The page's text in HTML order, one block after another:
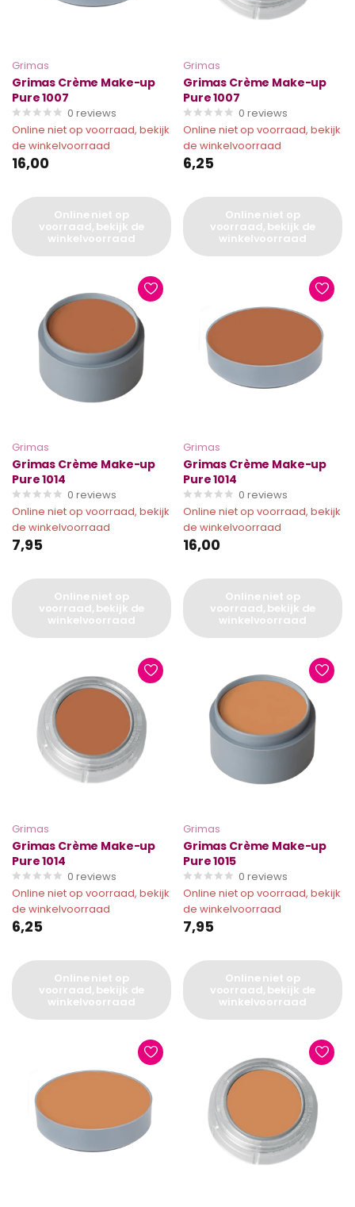
Grimas
Grimas Crème Make-up
Pure 1007
0 reviews
Online niet op voorraad, bekijk
de winkelvoorraad
16,00
Online niet op
voorraad, bekijk de
winkelvoorraad
Grimas
Grimas Crème Make-up
Pure 1007
0 reviews
Online niet op voorraad, bekijk
de winkelvoorraad
6,25
Online niet op
voorraad, bekijk de
winkelvoorraad
Grimas
Grimas Crème Make-up
Pure 1014
0 reviews
Online niet op voorraad, bekijk
de winkelvoorraad
7,95
Online niet op
voorraad, bekijk de
winkelvoorraad
Grimas
Grimas Crème Make-up
Pure 1014
0 reviews
Online niet op voorraad, bekijk
de winkelvoorraad
16,00
Online niet op
voorraad, bekijk de
winkelvoorraad
Grimas
Grimas Crème Make-up
Pure 1014
0 reviews
Online niet op voorraad, bekijk
de winkelvoorraad
6,25
Online niet op
voorraad, bekijk de
winkelvoorraad
Grimas
Grimas Crème Make-up
Pure 1015
0 reviews
Online niet op voorraad, bekijk
de winkelvoorraad
7,95
Online niet op
voorraad, bekijk de
winkelvoorraad